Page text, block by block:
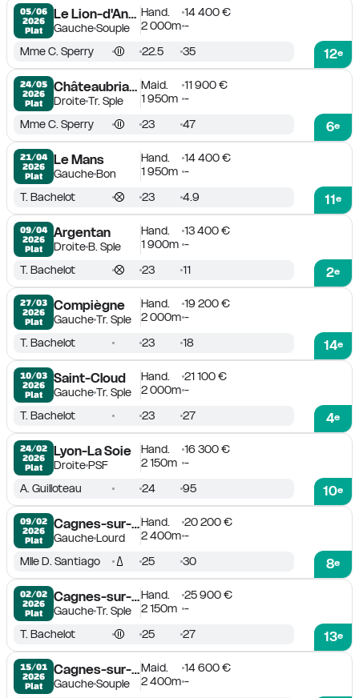
05/06
2026
Plat
Le Lion-d'Angers
GaucheSouple
Hand.
14 400 €
2 000m -
12e
Mme C. Sperry 22.5 35
24/05
2026
Plat
Châteaubriant
DroiteTr. Sple
Maid.
11 900 €
1 950m -
6e
Mme C. Sperry 23 47
21/04
2026
Plat
Le Mans
GaucheBon
Hand.
14 400 €
1 950m -
11e
T. Bachelot 23 4.9
09/04
2026
Plat
Argentan
DroiteB. Sple
Hand.
13 400 €
1 900m -
2e
T. Bachelot 23 11
27/03
2026
Plat
Compiègne
GaucheTr. Sple
Hand.
19 200 €
2 000m -
14e
T. Bachelot 23 18
10/03
2026
Plat
Saint-Cloud
GaucheTr. Sple
Hand.
21 100 €
2 000m -
4e
T. Bachelot 23 27
24/02
2026
Plat
Lyon-La Soie
DroitePSF
Hand.
16 300 €
2 150m -
10e
A. Guilloteau 24 95
09/02
2026
Plat
Cagnes-sur-Mer
GaucheLourd
Hand.
20 200 €
2 400m -
8e
Mlle D. Santiago 25 30
02/02
2026
Plat
Cagnes-sur-Mer
GaucheTr. Sple
Hand.
25 900 €
2 150m -
13e
T. Bachelot 25 27
15/01
2026
Plat
Cagnes-sur-Mer
GaucheSouple
Maid.
14 600 €
2 400m -